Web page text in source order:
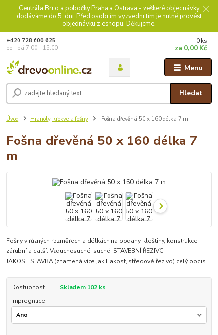
Centrála Brno a pobočky Praha a Ostrava - veškeré objednávky
dodáváme do 5. dní. Před osobním vyzvednutím je nutné provést
objednávku z eshopu. Děkujeme.
Menu
Hledat
+420 728 600 625
po - pá 7:00 - 15:00
0 ks
za 0,00 Kč
Úvod Hranoly, krokve a fošny Fošna dřevěná 50 x 160 délka 7 m
Fošna dřevěná 50 x 160 délka 7
m
Fošny v různých rozměrech a délkách na podahy, kleštiny, konstrukce
zárubní a další. Vzduchosuché, suché. STAVEBNÍ ŘEZIVO -
JAKOST STAVBA (znamená více jak I jakost, středové řezivo) celý popis
Dostupnost
Skladem 102 ks
Impregnace